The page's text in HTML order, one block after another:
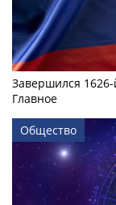
Завершился
Главное
Общество